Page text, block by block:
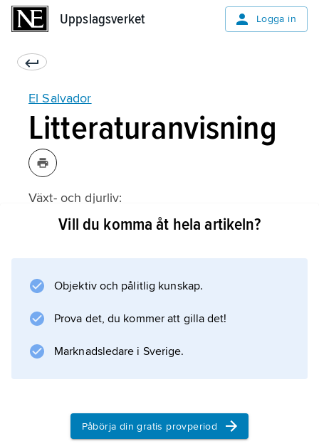
Uppslagsverket Logga in
El Salvador
Litteraturanvisning
Växt- och djurliv:
Vill du komma åt hela artikeln?
Objektiv och pålitlig kunskap.
Prova det, du kommer att gilla det!
Marknadsledare i Sverige.
Påbörja din gratis provperiod